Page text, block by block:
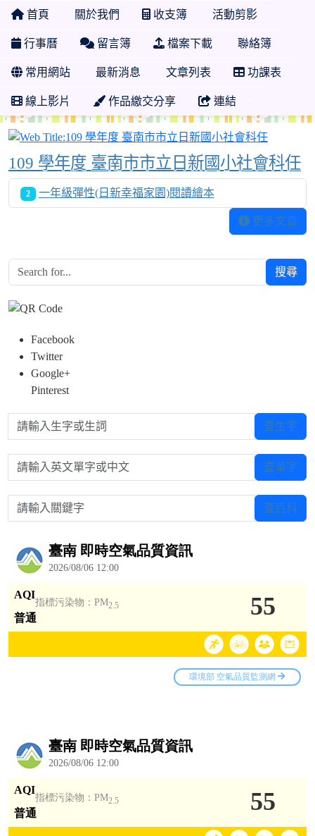
首頁 關於我們 收支簿 活動剪影
行事曆 留言簿 檔案下載 聯絡簿
常用網站 最新消息 文章列表 功課表
線上影片 作品繳交分享 連結
109 學年
109 學年度 臺南市市立日新國小社會科任
2 一年級彈性(日新幸福家園)閱讀繪本
更多文章
搜尋
Facebook
Twitter
Google+
Pinterest
請輸入生字或生詞 查生字
請輸入英文單字或中文 查單字
請輸入關鍵字 查百科